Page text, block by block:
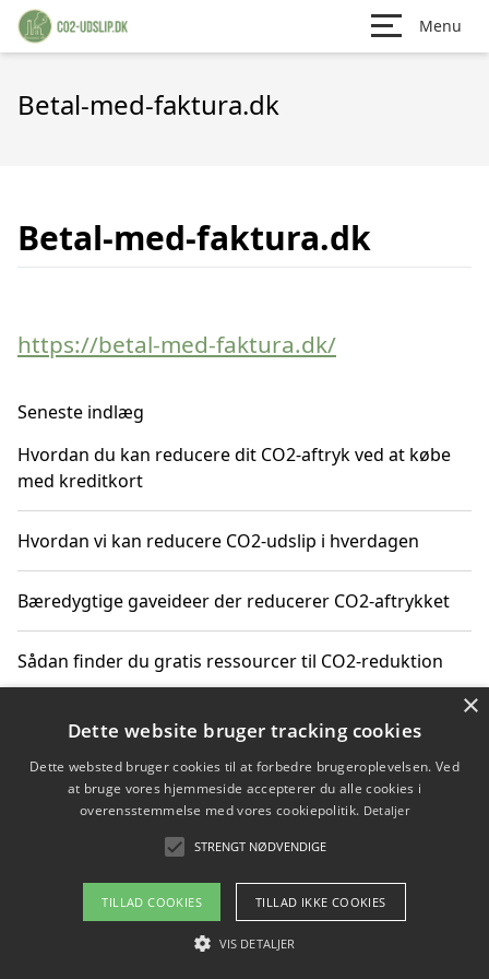
Menu
Betal-med-faktura.dk
Betal-med-faktura.dk
https://betal-med-faktura.dk/
Seneste indlæg
Hvordan du kan reducere dit CO2-aftryk ved at købe
med kreditkort
Hvordan vi kan reducere CO2-udslip i hverdagen
Bæredygtige gaveideer der reducerer CO2-aftrykket
Sådan finder du gratis ressourcer til CO2-reduktion
Hvordan gadgets til hjemmet kan reducere CO2-udslip
Copyright 2026 - Pilanto Aps
Om / kontakt
Blog Betingelser
×
Dette website bruger tracking cookies
Dette websted bruger cookies til at forbedre brugeroplevelsen. Ved
at bruge vores hjemmeside accepterer du alle cookies i
overensstemmelse med vores cookiepolitik. Detaljer
STRENGT NØDVENDIGE
TILLAD COOKIES TILLAD IKKE COOKIES
VIS DETALJER